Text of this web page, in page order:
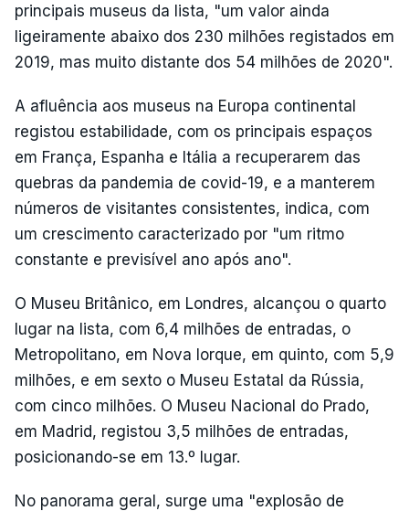
principais museus da lista, "um valor ainda
ligeiramente abaixo dos 230 milhões registados em
2019, mas muito distante dos 54 milhões de 2020".
A afluência aos museus na Europa continental
registou estabilidade, com os principais espaços
em França, Espanha e Itália a recuperarem das
quebras da pandemia de covid-19, e a manterem
números de visitantes consistentes, indica, com
um crescimento caracterizado por "um ritmo
constante e previsível ano após ano".
O Museu Britânico, em Londres, alcançou o quarto
lugar na lista, com 6,4 milhões de entradas, o
Metropolitano, em Nova Iorque, em quinto, com 5,9
milhões, e em sexto o Museu Estatal da Rússia,
com cinco milhões. O Museu Nacional do Prado,
em Madrid, registou 3,5 milhões de entradas,
posicionando-se em 13.º lugar.
No panorama geral, surge uma "explosão de